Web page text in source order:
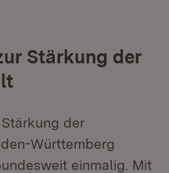
Stärkung der
der
Württemberg
einmalig. Mit